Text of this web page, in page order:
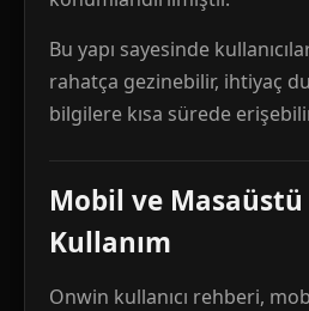
Bu yapı sayesinde
rahatça gezinebilir, ihtiyaç
bilgilere kısa sürede
Mobil ve
Kullanım
Onwin kullanıcı rehberi,